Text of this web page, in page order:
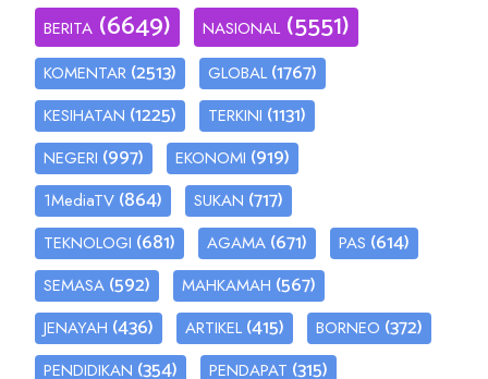
BERITA (6649) NASIONAL (5551)
KOMENTAR (2513) GLOBAL (1767)
KESIHATAN (1225) TERKINI (1131)
NEGERI (997) EKONOMI (919)
1MediaTV (864) SUKAN (717)
TEKNOLOGI (681) AGAMA (671) PAS (614)
SEMASA (592) MAHKAMAH (567)
JENAYAH (436) ARTIKEL (415) BORNEO (372)
PENDIDIKAN (354) PENDAPAT (315)